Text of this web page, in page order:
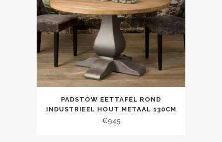
PADSTOW EETTAFEL ROND
INDUSTRIEEL HOUT METAAL 130CM
€945